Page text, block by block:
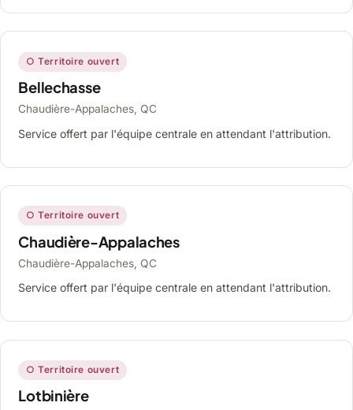
○ Territoire ouvert
Bellechasse
Chaudière-Appalaches, QC
Service offert par l'équipe centrale en attendant l'attribution.
○ Territoire ouvert
Chaudière-Appalaches
Chaudière-Appalaches, QC
Service offert par l'équipe centrale en attendant l'attribution.
○ Territoire ouvert
Lotbinière